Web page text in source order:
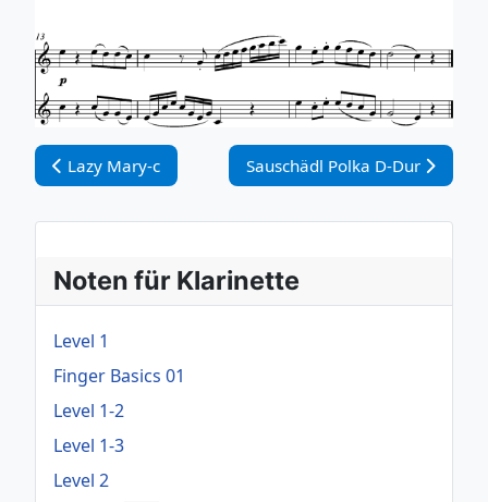
Vorheriger Beitrag: Lazy Mary-c
Lazy Mary-c Nächster Beitrag: Sauschädl
Sauschädl Polka D-Dur
Noten für Klarinette
Level 1
Finger Basics 01
Level 1-2
Level 1-3
Level 2